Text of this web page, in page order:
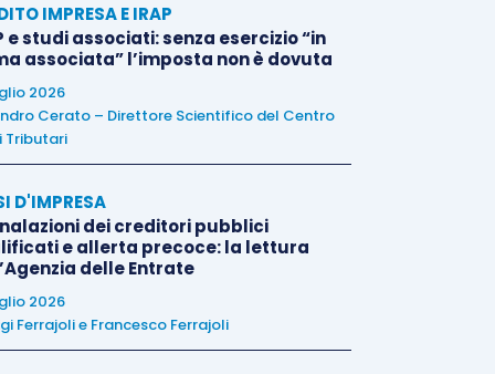
IMPRESA E IRAP
e studi associati: senza esercizio “in
associata” l’imposta non è dovuta
2026
Cerato – Direttore Scientifico del Centro
Tributari
D'IMPRESA
dei creditori pubblici
e allerta precoce: la lettura
delle Entrate
2026
Ferrajolie Francesco Ferrajoli